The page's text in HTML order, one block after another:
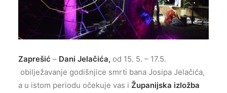
Zaprešić – Dani Jelačića, od 15. 5. – 17.5.
obilježavanje godišnjice smrti bana Josipa Jelačića,
a u istom periodu očekuje vas i Županijska izložba